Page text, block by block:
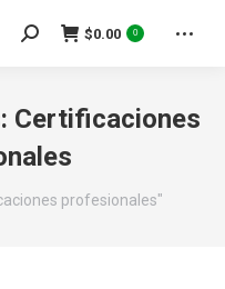
Search:$0.00 0
Certificaciones
profesionales"